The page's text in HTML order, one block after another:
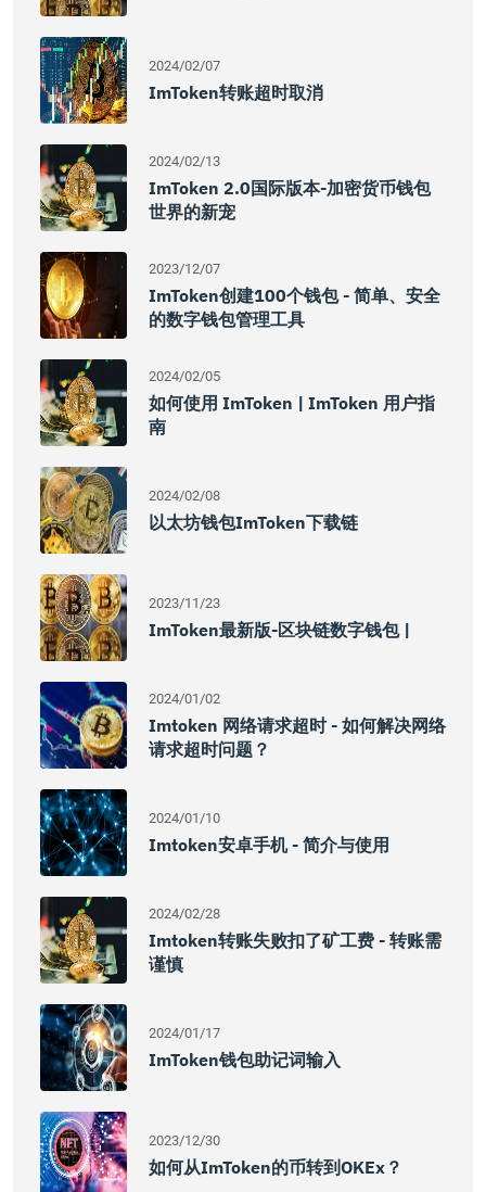
2024/02/07
ImToken转账超时取消
2024/02/13
ImToken 2.0国际版本-加密货币钱包
世界的新宠
2023/12/07
ImToken创建100个钱包 - 简单、安全
的数字钱包管理工具
2024/02/05
如何使用 ImToken | ImToken 用户指
南
2024/02/08
以太坊钱包imToken下载链
2023/11/23
ImToken最新版-区块链数字钱包 |
2024/01/02
Imtoken 网络请求超时 - 如何解决网络
请求超时问题？
2024/01/10
Imtoken安卓手机 - 简介与使用
2024/02/28
Imtoken转账失败扣了矿工费 - 转账需
谨慎
2024/01/17
ImToken钱包助记词输入
2023/12/30
如何从imToken的币转到OKEx？